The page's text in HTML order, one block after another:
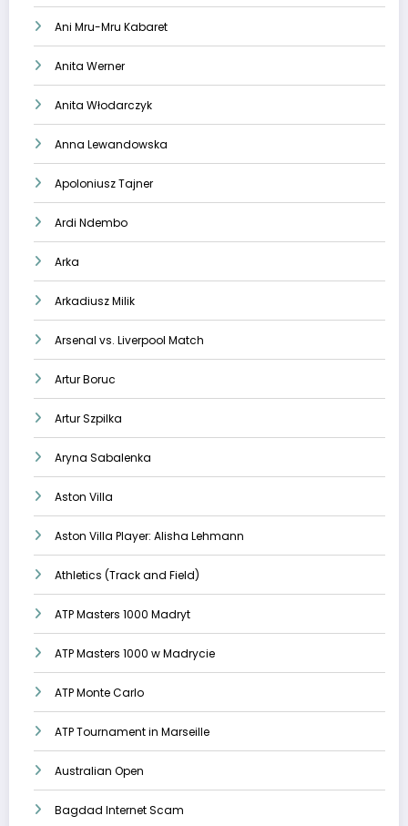
Ani Mru-Mru Kabaret
Anita Werner
Anita Włodarczyk
Anna Lewandowska
Apoloniusz Tajner
Ardi Ndembo
Arka
Arkadiusz Milik
Arsenal vs. Liverpool Match
Artur Boruc
Artur Szpilka
Aryna Sabalenka
Aston Villa
Aston Villa Player: Alisha Lehmann
Athletics (Track and Field)
ATP Masters 1000 Madryt
ATP Masters 1000 w Madrycie
ATP Monte Carlo
ATP Tournament in Marseille
Australian Open
Bagdad Internet Scam